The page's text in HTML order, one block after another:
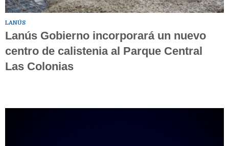
LANÚS
Lanús Gobierno incorporará un nuevo
centro de calistenia al Parque Central
Las Colonias